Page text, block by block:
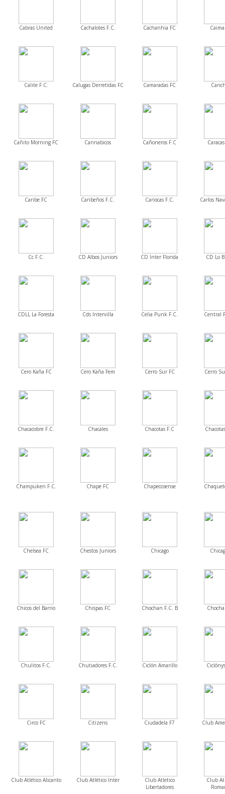
Cabras United Cachalotes F.C. Cachanhia FC
Calite F.C. Calugas Derretidas FC Camaradas FC
Cañito Morning FC Cannabicos Cañoneros F.C
Caribe FC Caribeños F.C. Cariocas F.C. Carlos
Cc F.C. CD Albos Juniors CD Inter Florida CD Lo
CDLL La Foresta Cds Intervilla Celia Punk F.C. Central
Cero Kaña FC Cero Kaña Fem Cerro Sur FC Cerro
Chacacobre F.C. Chacales Chacotas F.C
Champuken F.C. Chape FC Chapeccoense
Chelsea FC Chestos Juniors Chicago
Chicos del Barrio Chispas FC Chochan F.C. B
Chulitos F.C. Chutiadores F.C. Ciclón Amarillo
Circo FC Citizens Ciudadela F7 Club
Club Atlético Alicanto Club Atlético Inter
Club Atletico
Libertadores
Club